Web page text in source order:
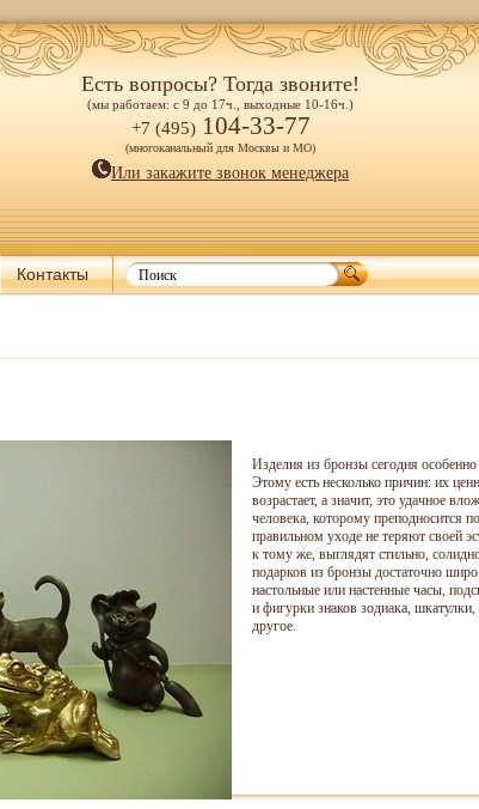
Есть вопросы? Тогда звоните!
(мы работаем: с 9 до 17ч., выходные 10-16ч.)
+7 (495) 104-33-77
(многоканальный для Москвы и МО)
Или закажите звонок менеджера
Контакты
Изделия из бронзы сегодня
Этому есть несколько причин: их
возрастает, а значит, это удачное
человека, которому преподносится
правильном уходе не теряют своей
к тому же, выглядят стильно,
подарков из бронзы достаточно
настольные или настенные часы,
и фигурки знаков зодиака,
другое.